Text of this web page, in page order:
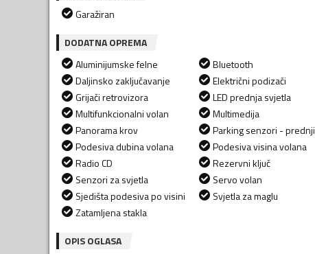
Garažiran
DODATNA OPREMA
Aluminijumske felne
Daljinsko zaključavanje
Grijači retrovizora
Multifunkcionalni volan
Panorama krov
Podesiva dubina volana
Radio CD
Senzori za svjetla
Sjedišta podesiva po visini
Zatamljena stakla
Bluetooth
Električni podizači
LED prednja svjetla
Multimedija
Parking senzori - prednji
Podesiva visina volana
Rezervni ključ
Servo volan
Svjetla za maglu
OPIS OGLASA